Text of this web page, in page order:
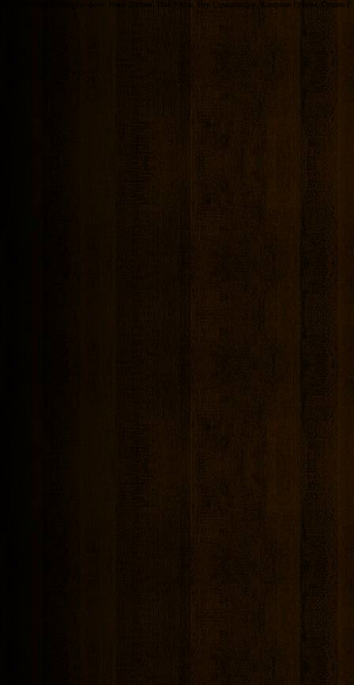
На сайте можно смотреть фото: Нина Добрев, Пол Уэсли, Йен Сомерхалдер, Катерина Грэхэм,